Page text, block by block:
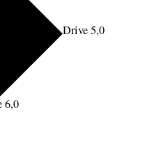
Drive 5,0
6,0